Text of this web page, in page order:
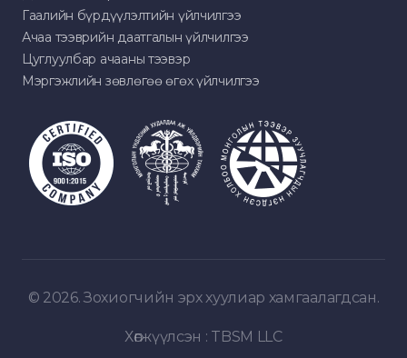
Гаалийн бүрдүүлэлтийн үйлчилгээ
Ачаа тээврийн даатгалын үйлчилгээ
Цуглуулбар ачааны тээвэр
Мэргэжлийн зөвлөгөө өгөх үйлчилгээ
© 2026. Зохиогчийн эрх хуулиар хамгаалагдсан.
Хөгжүүлсэн : TBSM LLC